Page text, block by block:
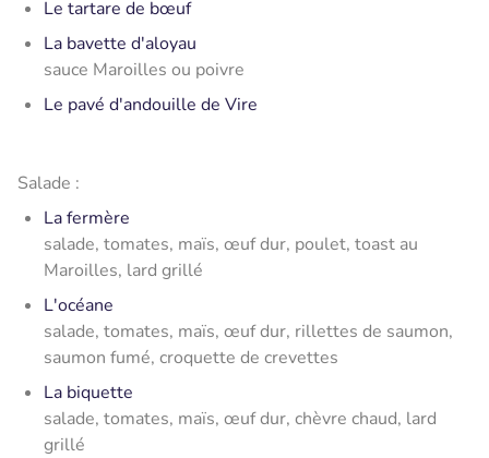
Le tartare de bœuf
La bavette d'aloyau
sauce Maroilles ou poivre
Le pavé d'andouille de Vire
Salade :
La fermère
salade, tomates, maïs, œuf dur, poulet, toast au
Maroilles, lard grillé
L'océane
salade, tomates, maïs, œuf dur, rillettes de saumon,
saumon fumé, croquette de crevettes
La biquette
salade, tomates, maïs, œuf dur, chèvre chaud, lard
grillé